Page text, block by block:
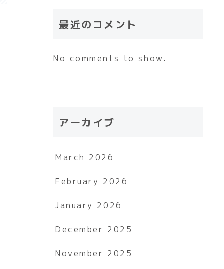
最近のコメント
No comments to show.
アーカイブ
March 2026
February 2026
January 2026
December 2025
November 2025